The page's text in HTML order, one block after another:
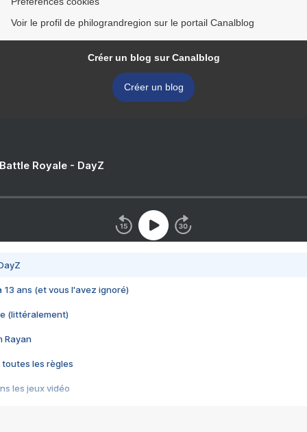
Voir le profil de philograndregion sur le portail Canalblog
Créer un blog sur Canalblog
Créer un blog
Royale - DayZ
13 ans (et vous l'avez ignoré)
(littéralement)
Rayan
toutes les règles
les jeux vidéo